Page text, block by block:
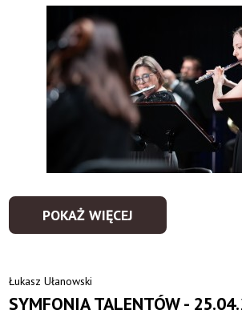
POKAŻ WIĘCEJ
Łukasz Ułanowski
SYMFONIA TALENTÓW -